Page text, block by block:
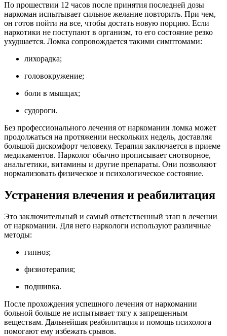
По прошествии 12 часов после принятия последней дозы
наркоман испытывает сильное желание повторить. При чем,
он готов пойти на все, чтобы достать новую порцию. Если
наркотики не поступают в организм, то его состояние резко
ухудшается. Ломка сопровождается такими симптомами:
лихорадка;
головокружение;
боли в мышцах;
судороги.
Без профессионального лечения от наркомании ломка может
продолжаться на протяжении нескольких недель, доставляя
большой дискомфорт человеку. Терапия заключается в приеме
медикаментов. Нарколог обычно прописывает снотворное,
анальгетики, витамины и другие препараты. Они позволяют
нормализовать физическое и психологическое состояние.
Устранения влечения и реабилитация
Это заключительный и самый ответственный этап в лечении
от наркомании. Для него наркологи используют различные
методы:
гипноз;
физиотерапия;
подшивка.
После прохождения успешного лечения от наркомании
больной больше не испытывает тягу к запрещенным
веществам. Дальнейшая реабилитация и помощь психолога
помогают ему избежать срывов.